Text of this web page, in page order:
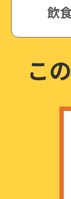
飲
こ